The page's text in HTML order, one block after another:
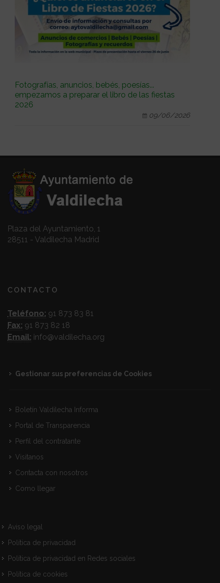
Fotografías, anuncios, bebés, poesías...
empezamos a preparar el libro de las fiestas
2026
09/06/2026
Plaza del Ayuntamiento, 1
28511 - Valdilecha Madrid
CONTACTO
Teléfono: 91 873 83 81
Fax: 91 873 82 18
Email: info@valdilecha.org
Gestionar sus preferencias de Cookies
Boletín Valdilecha Informa
Portal de Transparencia
Perfil del contratante
Visitanos
Contacta con nosotros
Como llegar
Aviso legal
Política de privacidad
Política de privacidad en Redes sociales
Política de cookies